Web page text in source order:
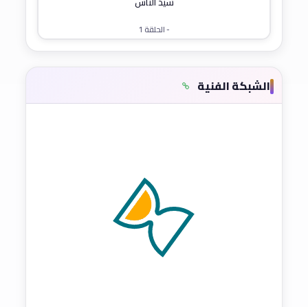
- الحلقة 1
الشبكة الفنية